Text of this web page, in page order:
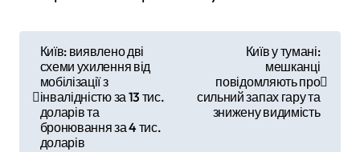
Київ: виявлено дві
схеми ухилення від
мобілізації з
інвалідністю за 13 тис.
доларів та
бронювання за 4 тис.
доларів
Київ у тумані:
мешканці
повідомляють про
сильний запах гару та
знижену видимість